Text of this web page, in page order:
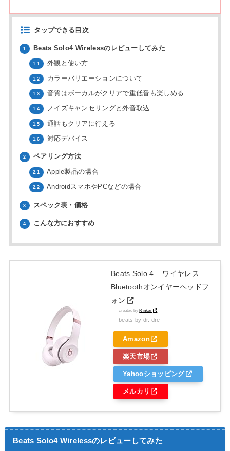
タップできる目次
1 Beats Solo4 Wirelessのレビューしてみた
1.1 外観と使い方
1.2 カラーバリエーションについて
1.3 音質はボーカルがクリアで重低音も楽しめる
1.4 ノイズキャンセリングと外音取込
1.5 通話もクリアに行える
1.6 対応デバイス
2 ペアリング方法
2.1 Apple製品の場合
2.2 AndroidスマホやPCなどの場合
3 スペック表・価格
4 こんな方におすすめ
Beats Solo 4 – ワイヤレス
Bluetoothオンイヤーヘッドフ
ォン
created byRinker
beats by dr. dre
Amazon
楽天市場
Yahooショッピング
メルカリ
Beats Solo4 Wirelessのレビューしてみた